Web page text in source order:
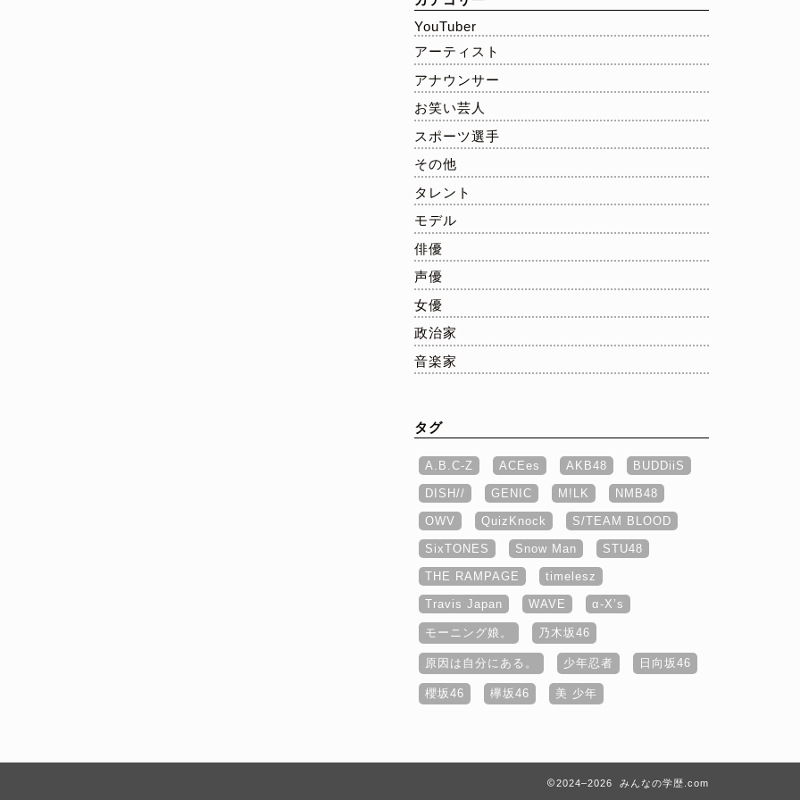
YouTuber
アーティスト
アナウンサー
お笑い芸人
スポーツ選手
その他
タレント
モデル
俳優
声優
女優
政治家
音楽家
タグ
A.B.C-Z ACEes AKB48 BUDDiiS
DISH// GENIC M!LK NMB48
OWV QuizKnock S/TEAM BLOOD
SixTONES Snow Man STU48
THE RAMPAGE timelesz
Travis Japan WAVE α‐X’s
モーニング娘。 乃木坂46
原因は自分にある。 少年忍者 日向坂46
櫻坂46 欅坂46 美 少年
2024–2026 みんなの学歴.com